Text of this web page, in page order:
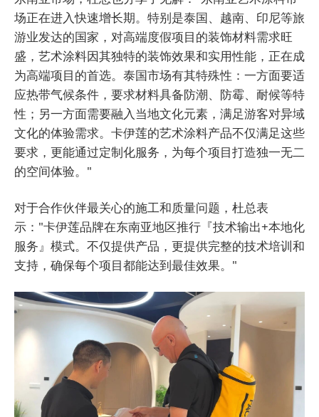
场正在进入快速增长期。特别是泰国、越南、印尼等旅
游业发达的国家，对高端度假项目的装饰材料需求旺
盛，艺术涂料因其独特的装饰效果和实用性能，正在成
为高端项目的首选。泰国市场有其特殊性：一方面要适
应热带气候条件，要求材料具备防潮、防霉、耐候等特
性；另一方面需要融入当地文化元素，满足游客对异域
文化的体验需求。卡伊莲的艺术涂料产品不仅满足这些
要求，更能通过定制化服务，为每个项目打造独一无二
的空间体验。"
对于合作伙伴最关心的施工和质量问题，杜总表
示："卡伊莲品牌在东南亚地区推行『技术输出+本地化
服务』模式。不仅提供产品，更提供完整的技术培训和
支持，确保每个项目都能达到最佳效果。"